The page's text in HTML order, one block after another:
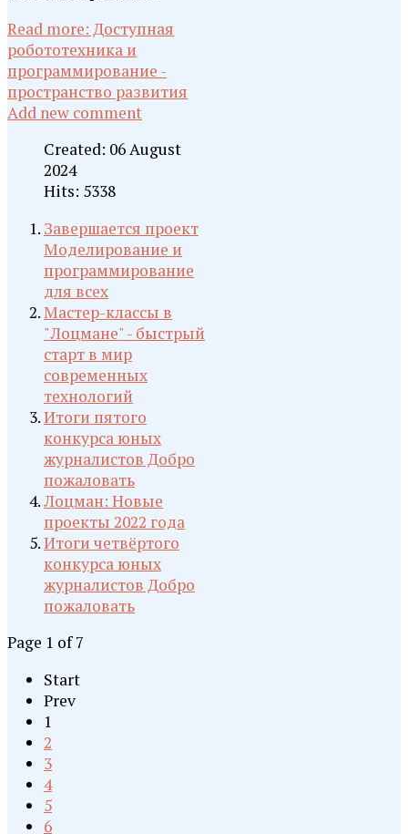
Read more: Доступная
робототехника и
программирование -
пространство развития
Add new comment
Created: 06 August
2024
Hits: 5338
Завершается проект
Моделирование и
программирование
для всех
Мастер-классы в
"Лоцмане" - быстрый
старт в мир
современных
технологий
Итоги пятого
конкурса юных
журналистов Добро
пожаловать
Лоцман: Новые
проекты 2022 года
Итоги четвёртого
конкурса юных
журналистов Добро
пожаловать
Page 1 of 7
Start
Prev
1
2
3
4
5
6